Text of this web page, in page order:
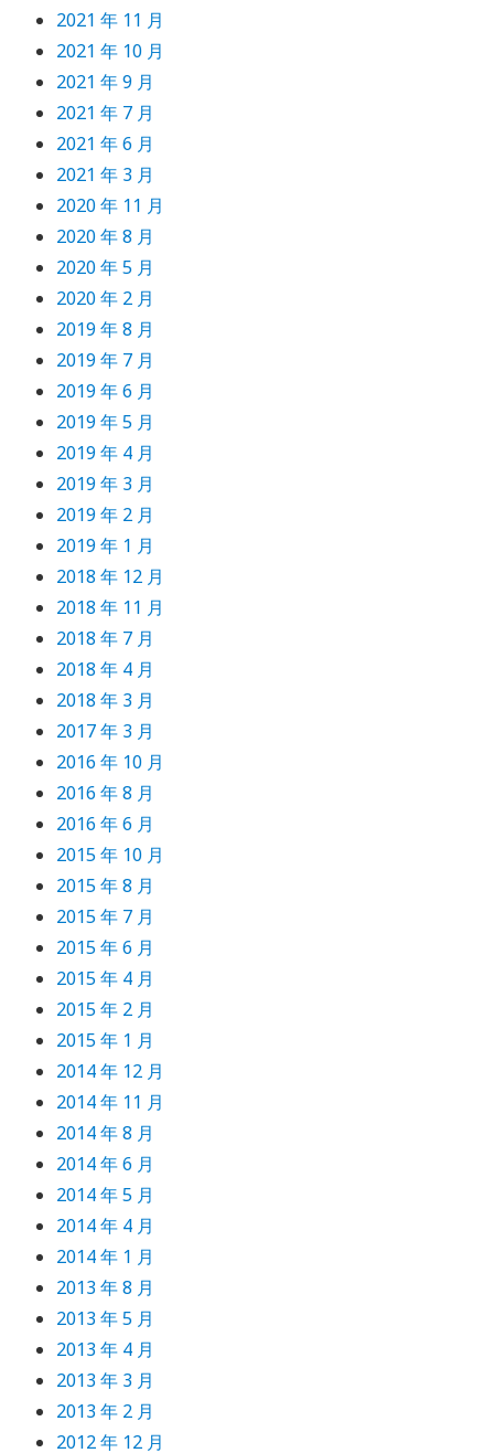
2021 年 11 月
2021 年 10 月
2021 年 9 月
2021 年 7 月
2021 年 6 月
2021 年 3 月
2020 年 11 月
2020 年 8 月
2020 年 5 月
2020 年 2 月
2019 年 8 月
2019 年 7 月
2019 年 6 月
2019 年 5 月
2019 年 4 月
2019 年 3 月
2019 年 2 月
2019 年 1 月
2018 年 12 月
2018 年 11 月
2018 年 7 月
2018 年 4 月
2018 年 3 月
2017 年 3 月
2016 年 10 月
2016 年 8 月
2016 年 6 月
2015 年 10 月
2015 年 8 月
2015 年 7 月
2015 年 6 月
2015 年 4 月
2015 年 2 月
2015 年 1 月
2014 年 12 月
2014 年 11 月
2014 年 8 月
2014 年 6 月
2014 年 5 月
2014 年 4 月
2014 年 1 月
2013 年 8 月
2013 年 5 月
2013 年 4 月
2013 年 3 月
2013 年 2 月
2012 年 12 月